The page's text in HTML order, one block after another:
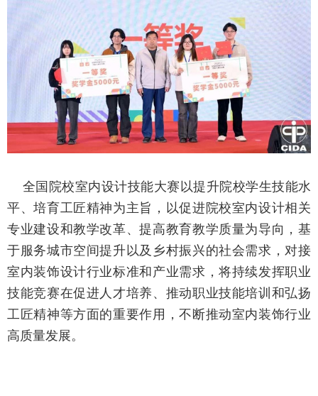
全国院校室内设计技能大赛以提升院校学生技能水
平、培育工匠精神为主旨，以促进院校室内设计相关
专业建设和教学改革、提高教育教学质量为导向，基
于服务城市空间提升以及乡村振兴的社会需求，对接
室内装饰设计行业标准和产业需求，将持续发挥职业
技能竞赛在促进人才培养、推动职业技能培训和弘扬
工匠精神等方面的重要作用，不断推动室内装饰行业
高质量发展。